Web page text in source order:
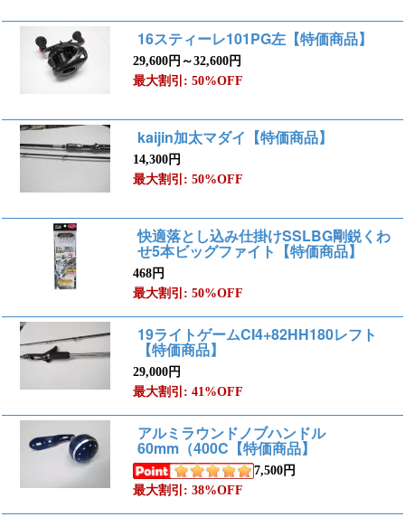
16スティーレ101PG左【特価商品】
29,600円～32,600円
最大割引: 50%OFF
kaijin加太マダイ【特価商品】
14,300円
最大割引: 50%OFF
快適落とし込み仕掛けSSLBG剛鋭くわ
せ5本ビッグファイト【特価商品】
468円
最大割引: 50%OFF
19ライトゲームCI4+82HH180レフト
【特価商品】
29,000円
最大割引: 41%OFF
アルミラウンドノブハンドル
60mm（400C【特価商品】
7,500円
最大割引: 38%OFF